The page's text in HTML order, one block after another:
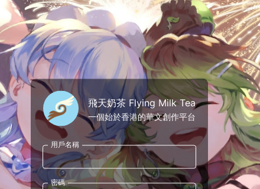
飛天奶茶 Flying Milk Tea
一個始於香港的華文創作平台
用戶名稱
密碼